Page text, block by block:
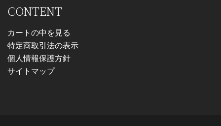
CONTENT
カートの中を見る
特定商取引法の表示
個人情報保護方針
サイトマップ